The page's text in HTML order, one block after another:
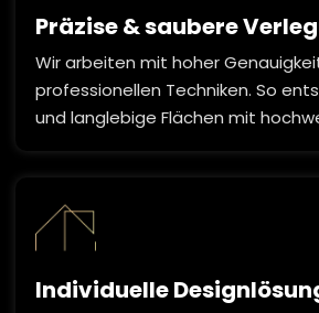
Präzise & saubere
Wir arbeiten mit hoher
professionellen Techniken. So
und langlebige Flächen mit
Individuelle